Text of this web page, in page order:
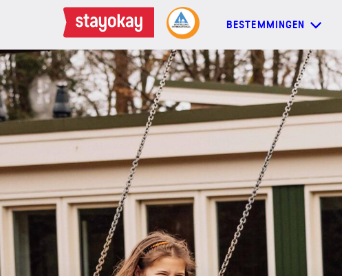
BESTEMMINGEN
BESTEMMINGEN
FAMILIES
GROEPEN
MEETINGS
ACTIES